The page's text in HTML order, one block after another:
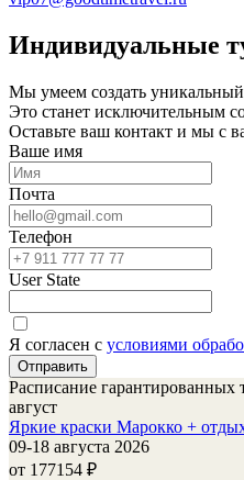
Индивидуальные
Мы умеем создать
Это станет исключительным
Оставьте ваш контакт и мы с
Ваше имя
Почта
Телефон
User State
Я согласен с условиями
Расписание гарантированных
август
Яркие краски Марокко +
09-18 августа 2026
от 177154 ₽